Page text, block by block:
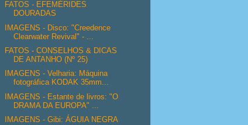
FATOS - EFEMÉRIDES
DOURADAS
IMAGENS - Disco: "Creedence
Clearwater Revival" - ...
FATOS - CONSELHOS & DICAS
DE ANTANHO (Nº 25)
IMAGENS - Velharia: Máquina
fotográfica KODAK 35mm...
IMAGENS - Estante de livros: "O
DRAMA DA EUROPA" ...
IMAGENS - Gibi: ÁGUIA NEGRA